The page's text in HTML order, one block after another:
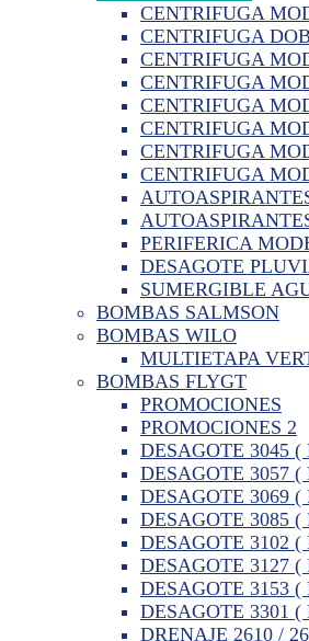
CENTRIFUGA
CENTRIFUGA
CENTRIFUGA
CENTRIFUGA
CENTRIFUGA
CENTRIFUGA
CENTRIFUGA
CENTRIFUGA
PERIFERICA
DESAGOTE
SUMERGIBLE
BOMBAS SALMSON
BOMBAS WILO
MULTIETAPA
BOMBAS FLYGT
PROMOCIONES
PROMOCIONES 2
DESAGOTE 3045
DESAGOTE 3057
DESAGOTE 3069
DESAGOTE 3085
DESAGOTE 3102
DESAGOTE 3127
DESAGOTE 3153
DESAGOTE 3301
DRENAJE 2610 /